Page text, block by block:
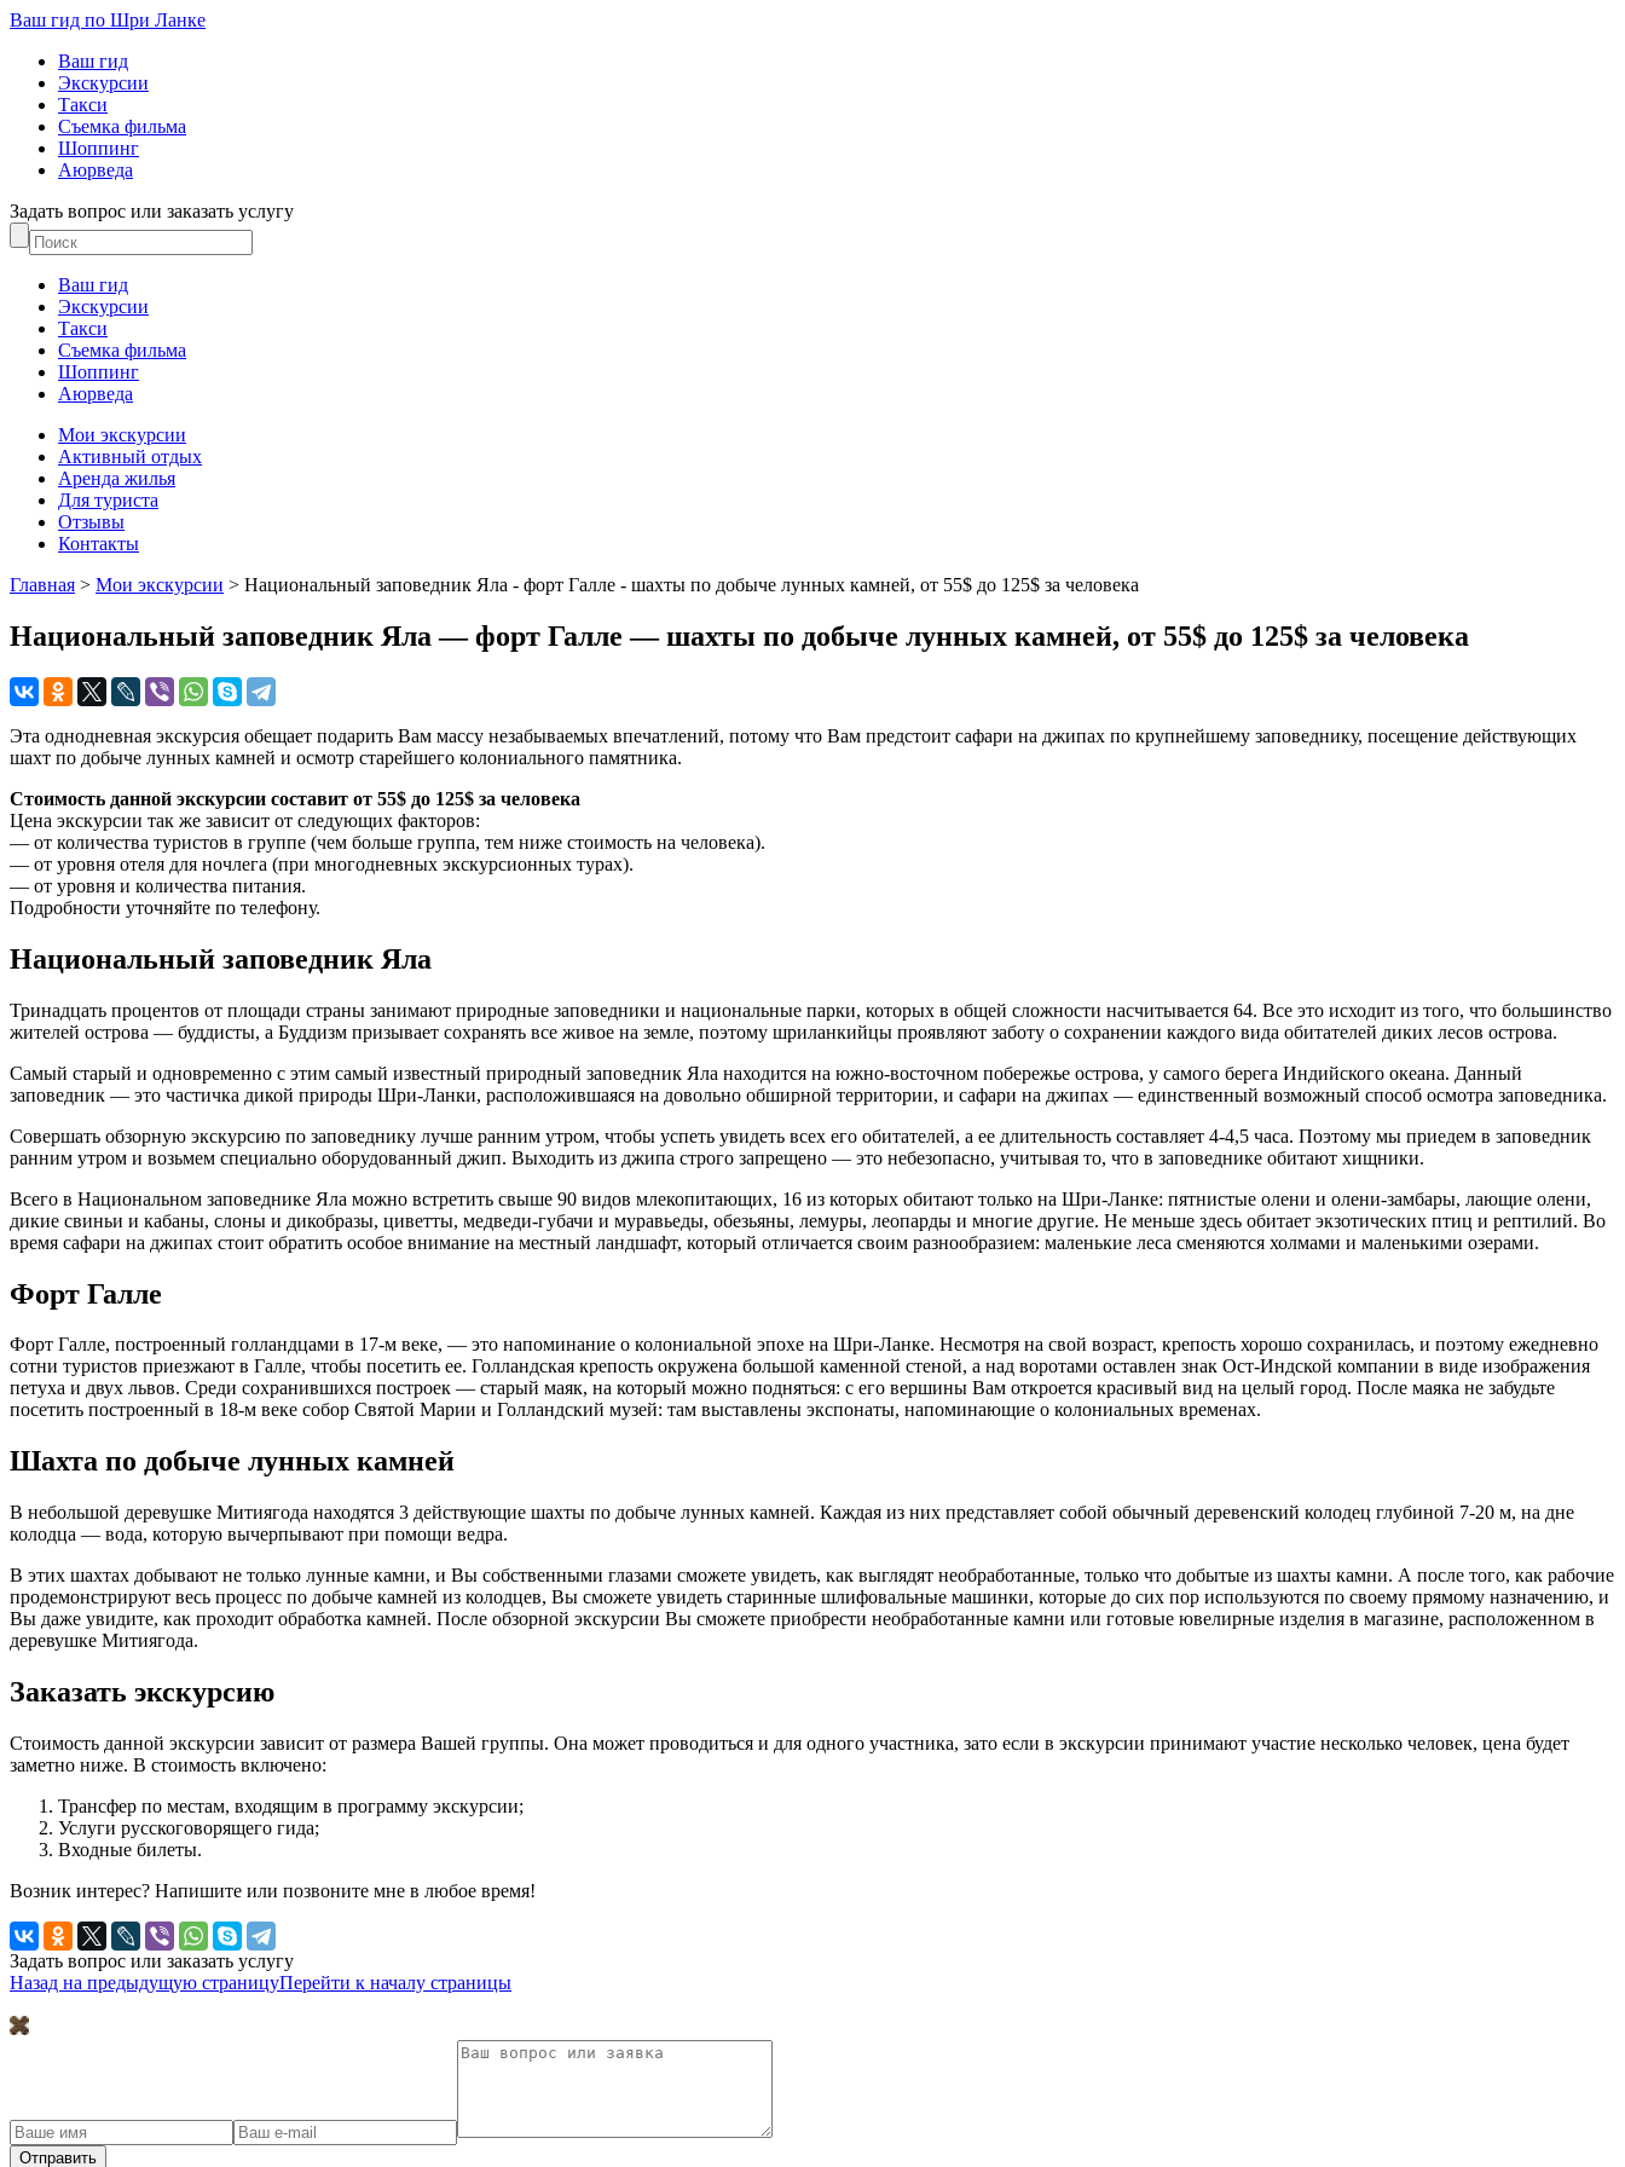
Ваш гид по Шри Ланке
Ваш гид
Экскурсии
Такси
Съемка фильма
Шоппинг
Аюрведа
Задать вопрос или заказать услугу
Ваш гид
Экскурсии
Такси
Съемка фильма
Шоппинг
Аюрведа
Мои экскурсии
Активный отдых
Аренда жилья
Для туриста
Отзывы
Контакты
Главная > Мои экскурсии > Национальный заповедник Яла - форт Галле - шахты по добыче лунных камней, от 55$ до 125$ за человека
Национальный заповедник Яла — форт Галле — шахты по добыче лунных камней, от 55$ до 125$ за человека
Эта однодневная экскурсия обещает подарить Вам массу незабываемых впечатлений, потому что Вам предстоит сафари на джипах по крупнейшему заповеднику, посещение действующих
шахт по добыче лунных камней и осмотр старейшего колониального памятника.
Стоимость данной экскурсии составит от 55$ до 125$ за человека
Цена экскурсии так же зависит от следующих факторов:
— от количества туристов в группе (чем больше группа, тем ниже стоимость на человека).
— от уровня отеля для ночлега (при многодневных экскурсионных турах).
— от уровня и количества питания.
Подробности уточняйте по телефону.
Национальный заповедник Яла
Тринадцать процентов от площади страны занимают природные заповедники и национальные парки, которых в общей сложности насчитывается 64. Все это исходит из того, что большинство
жителей острова — буддисты, а Буддизм призывает сохранять все живое на земле, поэтому шриланкийцы проявляют заботу о сохранении каждого вида обитателей диких лесов острова.
Самый старый и одновременно с этим самый известный природный заповедник Яла находится на южно-восточном побережье острова, у самого берега Индийского океана. Данный
заповедник — это частичка дикой природы Шри-Ланки, расположившаяся на довольно обширной территории, и сафари на джипах — единственный возможный способ осмотра заповедника.
Совершать обзорную экскурсию по заповеднику лучше ранним утром, чтобы успеть увидеть всех его обитателей, а ее длительность составляет 4-4,5 часа. Поэтому мы приедем в заповедник
ранним утром и возьмем специально оборудованный джип. Выходить из джипа строго запрещено — это небезопасно, учитывая то, что в заповеднике обитают хищники.
Всего в Национальном заповеднике Яла можно встретить свыше 90 видов млекопитающих, 16 из которых обитают только на Шри-Ланке: пятнистые олени и олени-замбары, лающие олени,
дикие свиньи и кабаны, слоны и дикобразы, циветты, медведи-губачи и муравьеды, обезьяны, лемуры, леопарды и многие другие. Не меньше здесь обитает экзотических птиц и рептилий. Во
время сафари на джипах стоит обратить особое внимание на местный ландшафт, который отличается своим разнообразием: маленькие леса сменяются холмами и маленькими озерами.
Форт Галле
Форт Галле, построенный голландцами в 17-м веке, — это напоминание о колониальной эпохе на Шри-Ланке. Несмотря на свой возраст, крепость хорошо сохранилась, и поэтому ежедневно
сотни туристов приезжают в Галле, чтобы посетить ее. Голландская крепость окружена большой каменной стеной, а над воротами оставлен знак Ост-Индской компании в виде изображения
петуха и двух львов. Среди сохранившихся построек — старый маяк, на который можно подняться: с его вершины Вам откроется красивый вид на целый город. После маяка не забудьте
посетить построенный в 18-м веке собор Святой Марии и Голландский музей: там выставлены экспонаты, напоминающие о колониальных временах.
Шахта по добыче лунных камней
В небольшой деревушке Митиягода находятся 3 действующие шахты по добыче лунных камней. Каждая из них представляет собой обычный деревенский колодец глубиной 7-20 м, на дне
колодца — вода, которую вычерпывают при помощи ведра.
В этих шахтах добывают не только лунные камни, и Вы собственными глазами сможете увидеть, как выглядят необработанные, только что добытые из шахты камни. А после того, как рабочие
продемонстрируют весь процесс по добыче камней из колодцев, Вы сможете увидеть старинные шлифовальные машинки, которые до сих пор используются по своему прямому назначению, и
Вы даже увидите, как проходит обработка камней. После обзорной экскурсии Вы сможете приобрести необработанные камни или готовые ювелирные изделия в магазине, расположенном в
деревушке Митиягода.
Заказать экскурсию
Стоимость данной экскурсии зависит от размера Вашей группы. Она может проводиться и для одного участника, зато если в экскурсии принимают участие несколько человек, цена будет
заметно ниже. В стоимость включено:
Трансфер по местам, входящим в программу экскурсии;
Услуги русскоговорящего гида;
Входные билеты.
Возник интерес? Напишите или позвоните мне в любое время!
Задать вопрос или заказать услугу
Назад на предыдущую страницуПерейти к началу страницы